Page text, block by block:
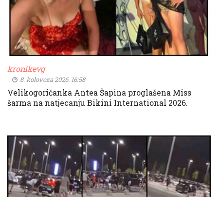
kronikevg
8. kolovoza 2026. 16:58
Velikogoričanka Antea Šapina proglašena Miss
šarma na natjecanju Bikini International 2026.